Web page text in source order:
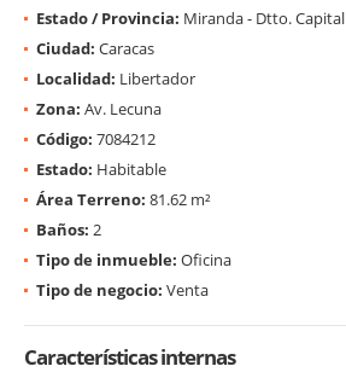
Estado / Provincia: Miranda - Dtto. Capital
Ciudad: Caracas
Localidad: Libertador
Zona: Av. Lecuna
Código: 7084212
Estado: Habitable
Área Terreno: 81.62 m²
Baños: 2
Tipo de inmueble: Oficina
Tipo de negocio: Venta
Características internas